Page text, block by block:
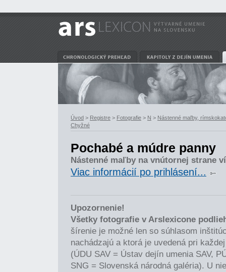
Úvod > Registre > Fotografie > N > Nástenné maľby,
Chyžné
Pochabé a múdre panny
Nástenné maľby na vnútornej strane
Viac informácií po prihlásení...
Upozornenie!
Všetky fotografie v Arslexicone
šírenie je možné len so súhlasom
nachádzajú a ktorá je uvedená pri
(ÚDU SAV = Ústav dejín umenia SAV,
SNG = Slovenská národná galéria). U